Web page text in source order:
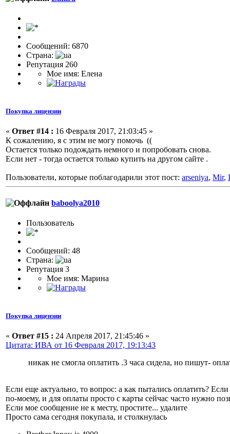
Сообщений: 6870
Страна:
Репутация 260
Мое имя: Елена
Покупка лицензии
« Ответ #14 : 16 Февраля 2017, 21:03:45 »
К сожалению, я с этим не могу помочь ((
Остается только подождать немного и попробовать снова.
Если нет - тогда остается только купить на другом сайте .
Пользователи, которые поблагодарили этот пост: arseniya, Mir,
baboolya2010
Пользоватeль
Сообщений: 48
Страна:
Репутация 3
Мое имя: Марина
Покупка лицензии
« Ответ #15 : 24 Апреля 2017, 21:45:46 »
Цитата: ИВА от 16 Февраля 2017, 19:13:43
никак не смогла оплатить .3 часа сидела, но пишут-
Если еще актуально, то вопрос: а как пытались оплатить?
по-моему, и для оплаты просто с карты сейчас часто нужно
Если мое сообщение не к месту, простите... удалите
Просто сама сегодня покупала, и столкнулась